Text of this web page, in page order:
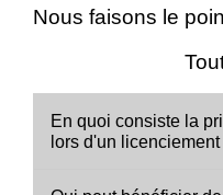
Nous faisons le
En quoi consiste la
lors d'un